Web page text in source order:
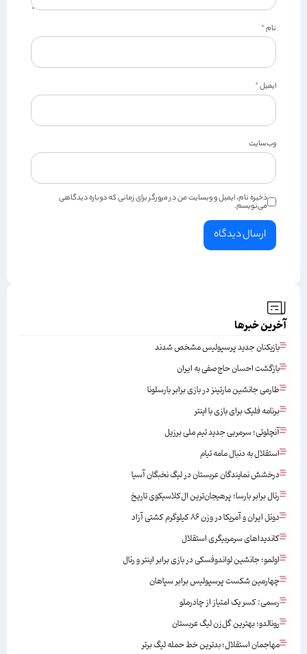
نام*
ایمیل*
وب‌سایت
ذخیره نام، ایمیل و وبسایت من در مرورگر برای زمانی که دوباره دیدگاهی
می‌نویسم.
آخرین خبرها
بازیکنان جدید پرسپولیس مشخص شدند
بازگشت احسان حاج‌صفی به ایران
طارمی جانشین مارتینز در بازی برابر بارسلونا
برنامه فلیک برای بازی با اینتر
آنچلوتی؛ سرمربی جدید تیم ملی برزیل
استقلال به دنبال مامه تیام
درخشش نمایندگان عربستان در لیگ نخبگان آسیا
رئال برابر بارسا؛ پرهیجان‌‌ترین ال‌کلاسیکوی تاریخ
دوئل ایران و آمریکا در وزن ۸۶ کیلوگرم کشتی آزاد
کاندیداهای سرمربیگری استقلال
اولمو؛ جانشین لواندوفسکی در بازی برابر اینتر و رئال
چهارمین شکست پرسپولیس برابر سپاهان
رسمی: کسر یک امتیاز از چادرملو
رونالدو؛ بهترین گل‌زن لیگ عربستان
مهاجمان استقلال؛ بدترین خط حمله لیگ برتر